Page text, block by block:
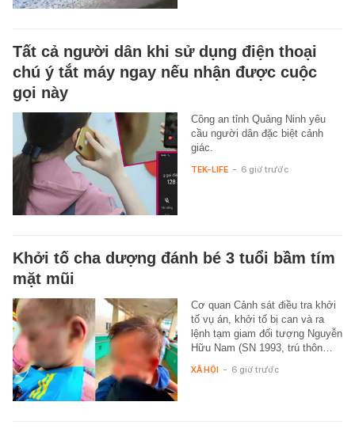
Tất cả người dân khi sử dụng điện thoại
chú ý tắt máy ngay nếu nhận được cuộc
gọi này
Công an tỉnh Quảng Ninh yêu
cầu người dân đặc biệt cảnh
giác.
TEK-LIFE - 6 giờ trước
Khởi tố cha dượng đánh bé 3 tuổi bầm tím
mặt mũi
Cơ quan Cảnh sát điều tra khởi
tố vụ án, khởi tố bị can và ra
lệnh tạm giam đối tượng Nguyễn
Hữu Nam (SN 1993, trú thôn…
XÃ HỘI - 6 giờ trước